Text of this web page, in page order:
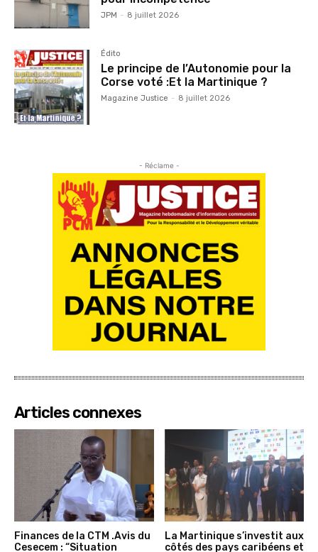
JPM - 8 juillet 2026
Édito
Le principe de l’Autonomie pour la
Corse voté :Et la Martinique ?
Magazine Justice - 8 juillet 2026
- Réclame -
Articles connexes
Finances de la CTM .Avis du
Cesecem : “Situation
La Martinique s’investit aux
côtés des pays caribéens et